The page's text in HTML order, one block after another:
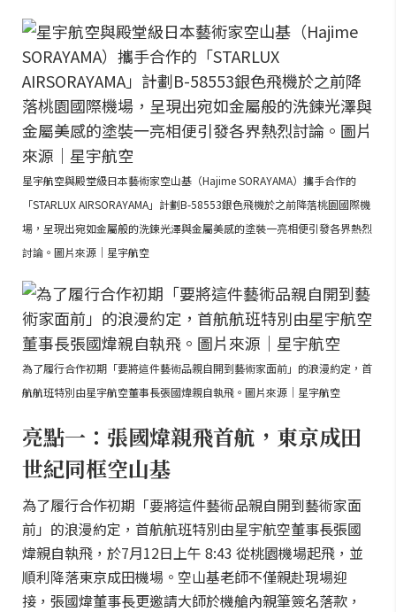
星宇航空與殿堂級日本藝術家空山基（Hajime SORAYAMA）攜手合作的
「STARLUX AIRSORAYAMA」計劃B-58553銀色飛機於之前降落桃園國際機
場，呈現出宛如金屬般的洗鍊光澤與金屬美感的塗裝一亮相便引發各界熱烈
討論。圖片來源｜星宇航空
為了履行合作初期「要將這件藝術品親自開到藝術家面前」的浪漫約定，首
航航班特別由星宇航空董事長張國煒親自執飛。圖片來源｜星宇航空
亮點一：張國煒親飛首航，東京成田
世紀同框空山基
為了履行合作初期「要將這件藝術品親自開到藝術家面
前」的浪漫約定，首航航班特別由星宇航空董事長張國
煒親自執飛，於7月12日上午 8:43 從桃園機場起飛，並
順利降落東京成田機場。空山基老師不僅親赴現場迎
接，張國煒董事長更邀請大師於機艙內親筆簽名落款，